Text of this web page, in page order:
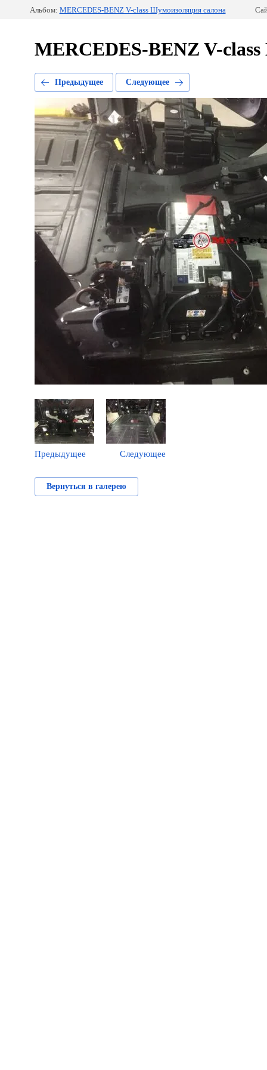
Альбом: MERCEDES-BENZ V-class Шумоизоляция салона
MERCEDES-BENZ V-
Предыдущее Следующее
Предыдущее Следующее
Вернуться в галерею